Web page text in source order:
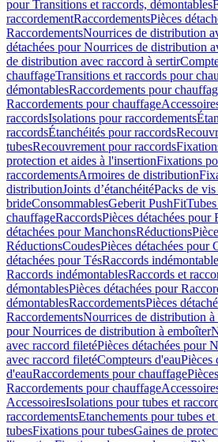
pour Transitions et raccords, démontables
raccordementRaccordementsPièces
RaccordementsNourrices de distribution
détachées pour Nourrices de distribution
de distribution avec raccord à sertir
chauffageTransitions et raccords pour
démontablesRaccordements pour
Raccordements pour chauffage
raccordsIsolations pour raccordements
raccordsÉtanchéités pour raccords
tubesRecouvrement pour raccords
protection et aides à l'insertionFixations
raccordementsArmoires de distribution
distributionJoints d’étanchéitéPacks de vis
brideConsommablesGeberit PushFit
chauffageRaccordsPièces détachées pour
détachées pour ManchonsRéductions
RéductionsCoudesPièces détachées pour
détachées pour TésRaccords
Raccords indémontablesRaccords et
démontablesPièces détachées pour
démontablesRaccordementsPièces
RaccordementsNourrices de distribution à
pour Nourrices de distribution à emboîter
avec raccord filetéPièces détachées pour
avec raccord filetéCompteurs d'eauPièces
d'eauRaccordements pour chauffage
Raccordements pour chauffage
AccessoiresIsolations pour tubes et
raccordementsEtanchements pour tubes et
tubesFixations pour tubesGaines de